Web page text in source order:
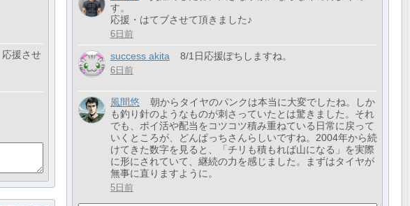
す。
応援・はてブさせて頂きました♪
6日前
success akita 8/1日応援ぽちしますね。
6日前
風間悠
朝からタイヤのパンクは本当に大変でしたね。しか
も釣り針のようなものが刺さっていたとは驚きました。それ
でも、ポイ活や配当をコツコツ積み重ねている日常に戻って
いくところが、どんぱっちさんらしいですね。2004年から続
けてきた数字を見ると、「チリも積もれば山になる」を実際
に形にされていて、継続の力を感じました。まずはタイヤが
無事に直りますように。
5日前
援させ